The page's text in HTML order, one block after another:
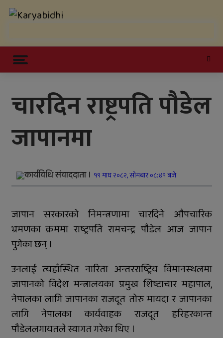
काठमाडौं उपत्यकाबाट बाहिरिने लामो
दूरीका सवारीसाधन बसपार्कमै रोकिए
काँक्रेविहारलाई विश्वस्तरीय पर्यटन केन्द्र
सल्यानमा खोरेत रोग नियन्त्रणका लागि
जिल्ला अस्पतालमा जटिल शल्यक्रिया
सफल
प्रतिबद्धता
प्रदेशमै पहिलो प्रविधिमैत्री बन्दै विरेन्द्रनगर
कर्णालीमा विपद् प्रतिकार्य योजना लागू
रुकुम पश्चिमका छ स्थानीय तहले ल्याए
चारदिन राष्ट्रपति पौडेल
जापानमा
कार्यविधि संवाददाता । १९ माघ २०८२, सोमबार ०८:४१ बजे
जापान सरकारको निमन्त्रणामा चारदिने औपचारिक
भ्रमणका क्रममा राष्ट्रपति रामचन्द्र पौडेल आज जापान
पुगेका छन् ।
उनलाई त्यहाँस्थित नारिता अन्तरराष्ट्रिय विमानस्थलमा
जापानको विदेश मन्त्रालयका प्रमुख शिष्टाचार महापाल,
नेपालका लागि जापानका राजदूत तोरु मायदा र जापानका
लागि नेपालका कार्यवाहक राजदूत हरिहरकान्त
पौडेललगायतले स्वागत गरेका थिए ।